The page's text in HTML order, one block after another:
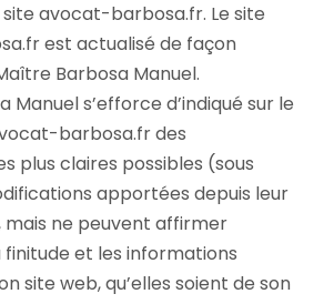
site avocat-barbosa.fr. Le site
est actualisé de façon
Barbosa Manuel.
Manuel s’efforce d’indiqué sur le
barbosa.fr des
plus claires possibles (sous
apportées depuis leur
mais ne peuvent affirmer
finitude et les informations
site web, qu’elles soient de son